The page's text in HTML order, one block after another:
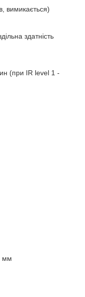
вимикається)
здатність
(при IR level 1 -
мм